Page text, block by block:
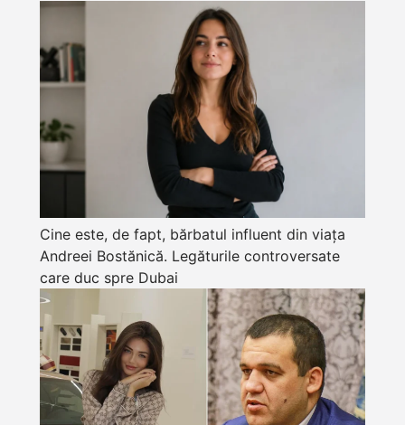
Cine este, de fapt, bărbatul influent din viața
Andreei Bostănică. Legăturile controversate
care duc spre Dubai